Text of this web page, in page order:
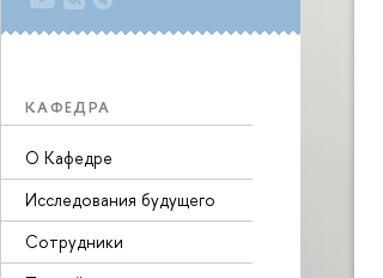
КАФЕДРА
О Кафедре
Исследования будущего
Сотрудники